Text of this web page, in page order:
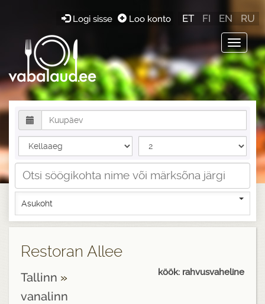
Toggle
Logi sisse Loo konto ET FI EN RU
Asukoht
Restoran Allee
Tallinn »
vanalinn
köök: rahvusvaheline